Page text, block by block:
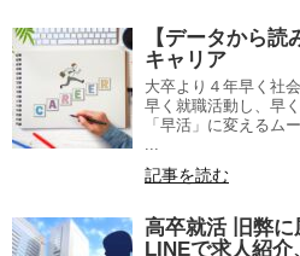
【データから
キャリア
大卒より４年早く社
早く就職活動し、早
「早活」に変えるム
...
記事を読む
高卒就活 旧弊
LINEで求人紹